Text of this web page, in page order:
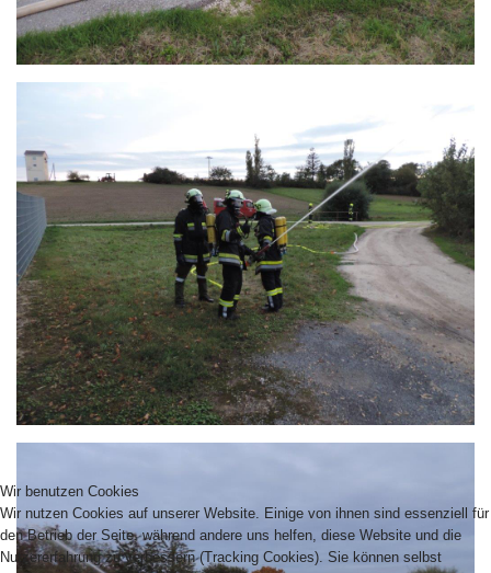
Wir benutzen Cookies
Wir nutzen Cookies auf unserer Website. Einige von ihnen sind essenziell für
den Betrieb der Seite, während andere uns helfen, diese Website und die
Nutzererfahrung zu verbessern (Tracking Cookies). Sie können selbst